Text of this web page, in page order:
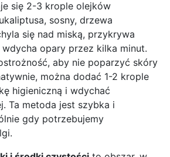
się 2-3 krople olejków
sosny, drzewa
się nad miską, przykrywa
wdycha opary przez kilka minut.
aby nie poparzyć skóry
można dodać 1-2 krople
higieniczną i wdychać
Ta metoda jest szybka i
gdy potrzebujemy